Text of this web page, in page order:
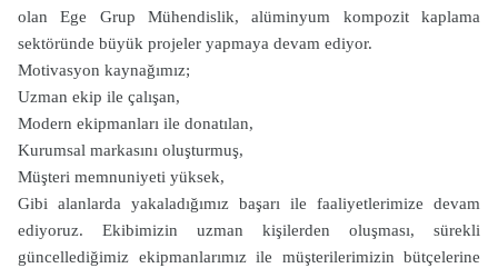
olan Ege Grup Mühendislik, alüminyum kompozit kaplama
sektöründe büyük projeler yapmaya devam ediyor.
Motivasyon kaynağımız;
Uzman ekip ile çalışan,
Modern ekipmanları ile donatılan,
Kurumsal markasını oluşturmuş,
Müşteri memnuniyeti yüksek,
Gibi alanlarda yakaladığımız başarı ile faaliyetlerimize devam
ediyoruz. Ekibimizin uzman kişilerden oluşması, sürekli
güncellediğimiz ekipmanlarımız ile müşterilerimizin bütçelerine